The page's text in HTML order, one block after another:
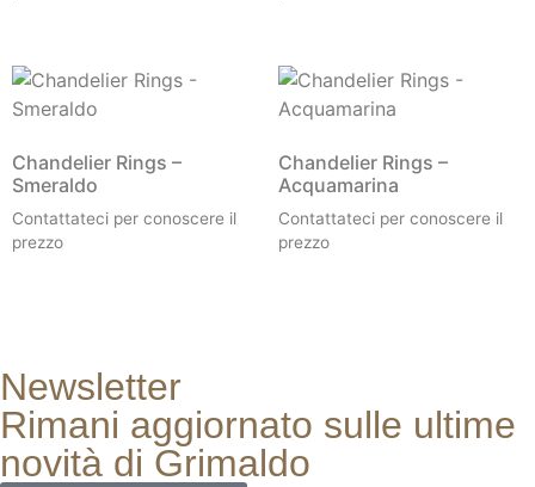
Chandelier Rings –
Smeraldo
Contattateci per conoscere il
prezzo
Chandelier Rings –
Acquamarina
Contattateci per conoscere il
prezzo
Newsletter
Rimani aggiornato sulle ultime
novità di Grimaldo